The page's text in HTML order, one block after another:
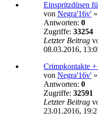
Einspritzdüsen
von Negra'16v' »
Antworten: 0
Zugriffe: 33254
Letzter Beitrag
08.03.2016,
Crimpkontakte
von Negra'16v' »
Antworten: 0
Zugriffe: 32591
Letzter Beitrag
23.01.2016,